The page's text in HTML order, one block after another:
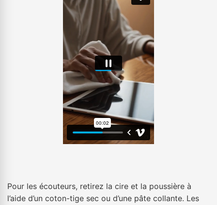
Pour les écouteurs, retirez la cire et la poussière à
l’aide d’un coton-tige sec ou d’une pâte collante. Les